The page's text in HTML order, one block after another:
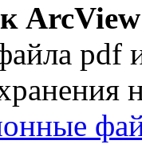
ArcView
pdf